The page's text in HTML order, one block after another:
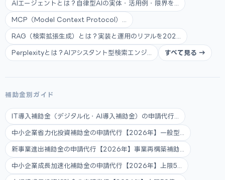
AIエージェントとは？自律型AIの実体・活用例・限界を...
MCP（Model Context Protocol）...
RAG（検索拡張生成）とは？実装と運用のリアルを202...
Perplexityとは？AIアシスタント型検索エンジ... すべて見る →
補助金別ガイド
IT導入補助金（デジタル化・AI導入補助金）の申請代行...
中小企業省力化投資補助金の申請代行【2026年】一般型...
新事業進出補助金の申請代行【2026年】事業再構築補助...
中小企業成長加速化補助金の申請代行【2026年】上限5...